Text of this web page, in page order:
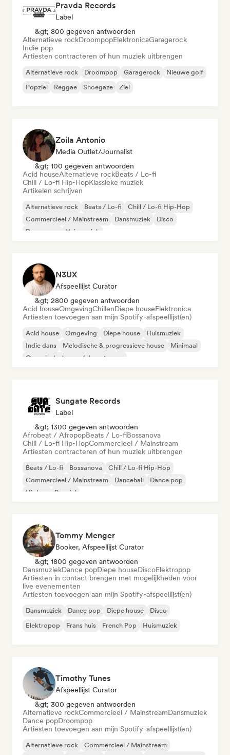
Pravda Records
Label
&gt; 800 gegeven antwoorden
Alternatieve rockDroompopElektronicaGaragerock
Indie pop
Artiesten contracteren of hun muziek uitbrengen
Alternatieve rock Droompop Garagerock
Nieuwe golf
Popziel
Reggae Shoegaze Ziel
Zoila Antonio
Media Outlet/Journalist
&gt; 100 gegeven antwoorden
Acid houseAlternatieve rockBeats / Lo-fi
Chill / Lo-fi Hip-HopKlassieke muziek
Artikelen schrijven
Alternatieve rock Beats / Lo-fi
Chill / Lo-fi Hip-Hop
Commercieel / Mainstream
Dansmuziek
Disco
Droompop
Huismuziek
N3UX
Afspeellijst Curator
&gt; 2800 gegeven antwoorden
Acid houseOmgevingChillenDiepe houseElektronica
Artiesten toevoegen aan mijn Spotify-afspeellijst(en)
Acid house Omgeving Diepe house
Huismuziek
Indie dans
Melodische & progressieve house
Minimaal
Organische house / downtempo
Sungate Records
Label
&gt; 1300 gegeven antwoorden
Afrobeat / AfropopBeats / Lo-fiBossanova
Chill / Lo-fi Hip-HopCommercieel / Mainstream
Artiesten contracteren of hun muziek uitbrengen
Beats / Lo-fi Bossanova
Chill / Lo-fi Hip-Hop
Commercieel / Mainstream
Dancehall
Dance pop
Hiphop
Popziel
Tommy Menger
Booker, Afspeellijst Curator
&gt; 1800 gegeven antwoorden
DansmuziekDance popDiepe houseDiscoElektropop
Artiesten in contact brengen met mogelijkheden voor
live evenementen
Artiesten toevoegen aan mijn Spotify-afspeellijst(en)
Dansmuziek Dance pop Diepe house
Disco
Elektropop
Frans huis French Pop Huismuziek
Timothy Tunes
Afspeellijst Curator
&gt; 300 gegeven antwoorden
Alternatieve rockCommercieel / MainstreamDansmuziek
Dance popDroompop
Artiesten toevoegen aan mijn Spotify-afspeellijst(en)
Alternatieve rock
Commercieel / Mainstream